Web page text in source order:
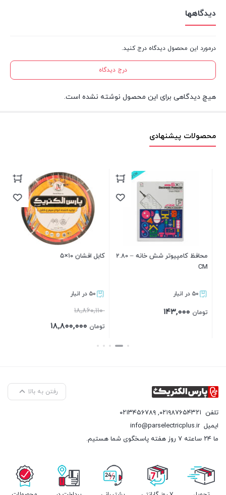
جنس هادی
آنالیز ۰.۲۳۴×۵۰
جنس عایق پی‌وی‌سی(PVC)
دیدگاهها
درمورد این محصول دیدگاه درج کنید.
درج دیدگاه
هیچ دیدگاهی برای این محصول نوشته نشده است.
محصولات پیشنهادی
کابل افشان ۱۰×۵
۵۰ در انبار
۱۸,۸۶۰,۱۱۰
کابل افشان ۰.۵×۲
۵۰ در انبار
تومان۵۷۲,۳۲۰
رفتن به بالا
تلفن ۰۲۱۹۸۷۶۵۴۳۲۱, ۰۲۱۳۴۵۶۷۸۹
ایمیلinfo@parselectricplus.ir
ما ۲۴ ساعته ۷ روز هفته پاسخگوی شما هستیم.